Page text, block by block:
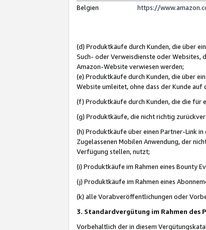
Belgien
https://
(d) Produktkäufe durch Kunden, die über
Such- oder Verweisdienste oder Websites,
Amazon-Website verwiesen werden;
(e) Produktkäufe durch Kunden, die über
Website umleitet, ohne dass der Kunde auf
(f) Produktkäufe durch Kunden, die die für
(g) Produktkäufe, die nicht richtig
(h) Produktkäufe über einen Partner-Link
Zugelassenen Mobilen Anwendung, der
Verfügung stellen, nutzt;
(i) Produktkäufe im Rahmen eines Bounty
(j) Produktkäufe im Rahmen eines
(k) alle Vorabveröffentlichungen oder
3. Standardvergütung im Rahmen des
Vorbehaltlich der in diesem